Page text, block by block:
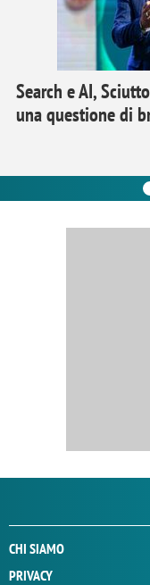
Search e AI,
una questione di
CHI SIAMO
PRIVACY